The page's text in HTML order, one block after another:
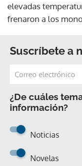
elevadas
frenaron a los
Suscríbete a
¿De cuáles
información?
Noticias
Novelas